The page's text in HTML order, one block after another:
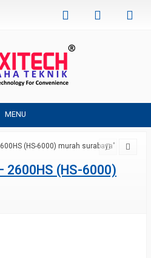
MENU
(HS-6000) murah surabaya"
2600HS (HS-6000)